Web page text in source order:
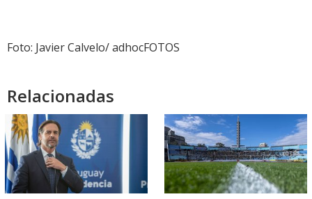
Foto: Javier Calvelo/ adhocFOTOS
Relacionadas